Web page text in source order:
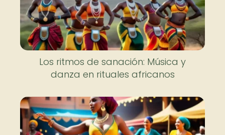
Los ritmos de sanación: Música y
danza en rituales africanos